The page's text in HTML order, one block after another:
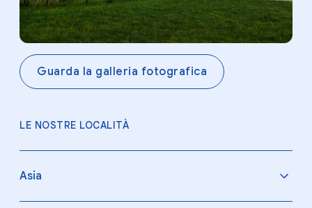
Guarda la galleria fotografica
LE NOSTRE LOCALITÀ
Asia